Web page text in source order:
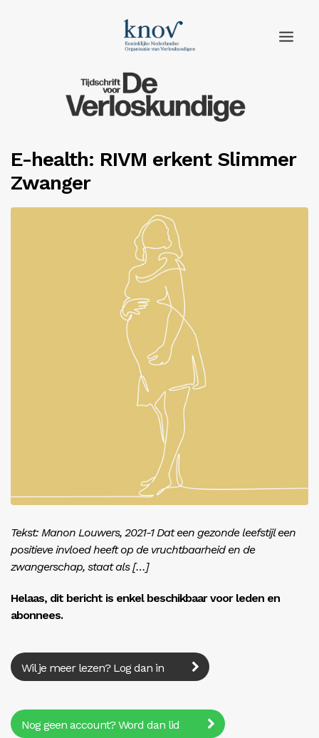
Edities
Adverteren
E-health: RIVM erkent Slimmer
Zwanger
Tekst: Manon Louwers, 2021-1 Dat een gezonde leefstijl een
positieve invloed heeft op de vruchtbaarheid en de
zwangerschap, staat als […]
Helaas, dit bericht is enkel beschikbaar voor leden en
abonnees.
Wil je meer lezen? Log dan in
Nog geen account? Word dan lid